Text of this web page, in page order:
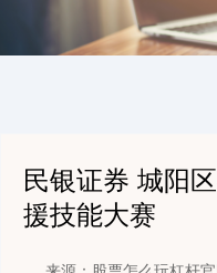
民银证券 城阳
援技能大赛